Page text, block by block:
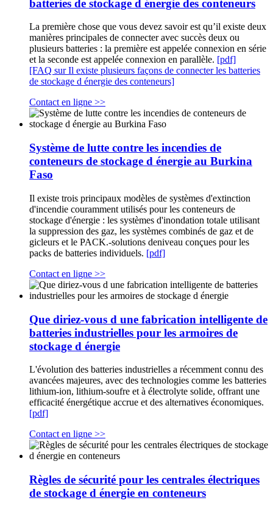
batteries de stockage d énergie des conteneurs
La première chose que vous devez savoir est qu’il existe deux
manières principales de connecter avec succès deux ou
plusieurs batteries : la première est appelée connexion en série
et la seconde est appelée connexion en parallèle. [pdf]
[FAQ sur Il existe plusieurs façons de connecter les batteries
de stockage d énergie des conteneurs]
Contact en ligne >>
Système de lutte contre les incendies de
conteneurs de stockage d énergie au Burkina
Faso
Il existe trois principaux modèles de systèmes d'extinction
d'incendie couramment utilisés pour les conteneurs de
stockage d'énergie : les systèmes d'inondation totale utilisant
la suppression des gaz, les systèmes combinés de gaz et de
gicleurs et le PACK.-solutions deniveau conçues pour les
packs de batteries individuels. [pdf]
Contact en ligne >>
Que diriez-vous d une fabrication intelligente de
batteries industrielles pour les armoires de
stockage d énergie
L'évolution des batteries industrielles a récemment connu des
avancées majeures, avec des technologies comme les batteries
lithium-ion, lithium-soufre et à électrolyte solide, offrant une
efficacité énergétique accrue et des alternatives économiques.
[pdf]
Contact en ligne >>
Règles de sécurité pour les centrales électriques
de stockage d énergie en conteneurs